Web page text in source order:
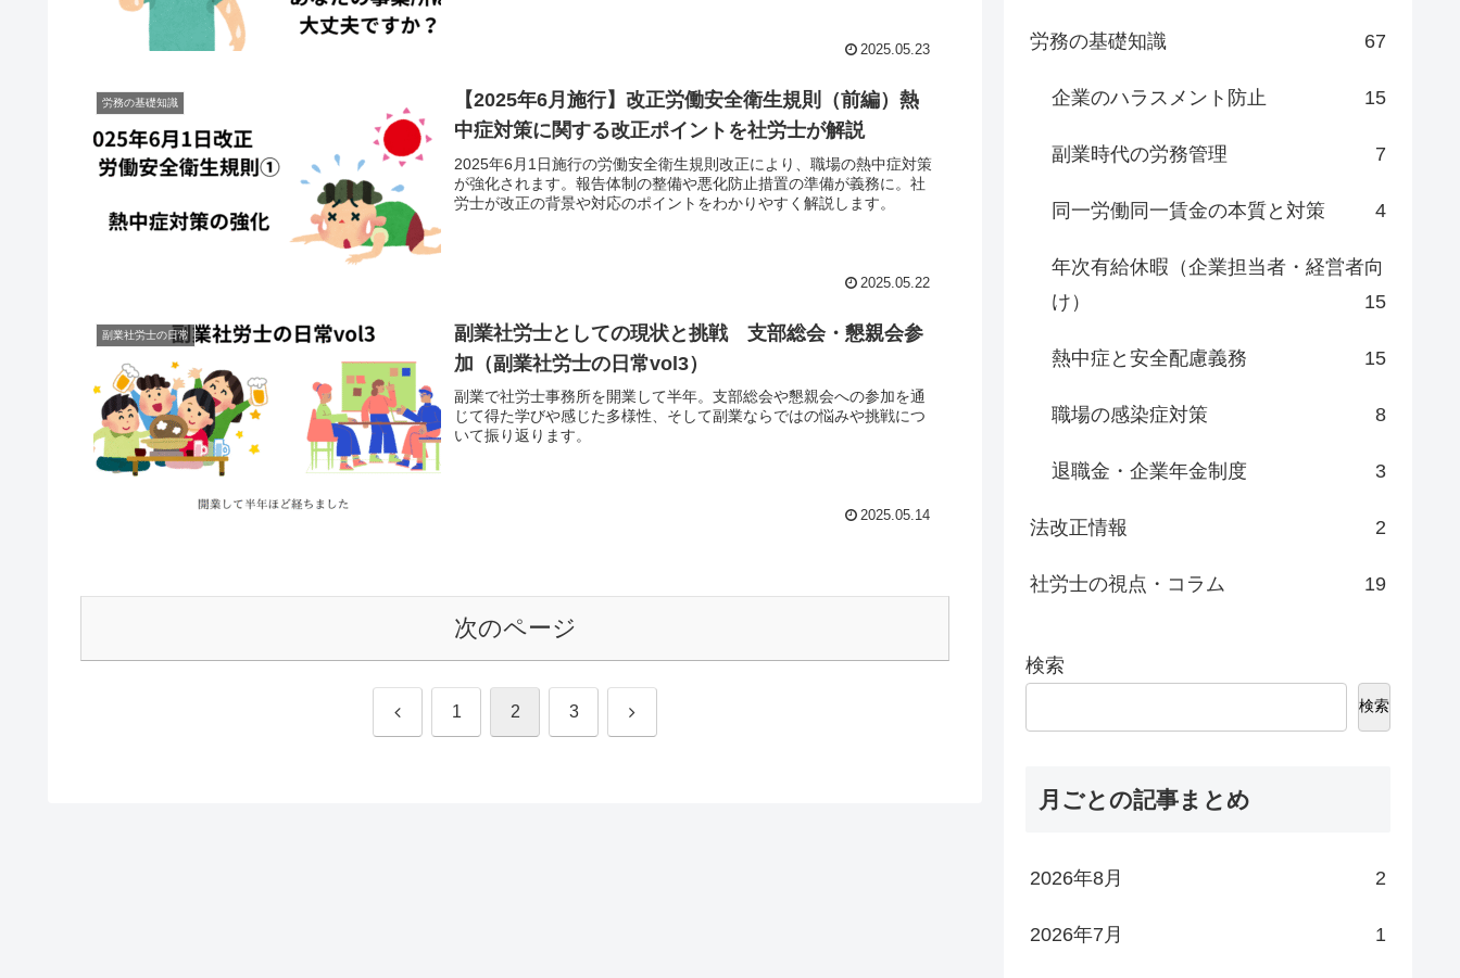
2025.05.23
労務の基礎知識
【2025年6月施行】改正労働安全衛生規則（前編）熱
中症対策に関する改正ポイントを社労士が解説
2025年6月1日施行の労働安全衛生規則改正により、職場の熱中症対策
が強化されます。報告体制の整備や悪化防止措置の準備が義務に。社
労士が改正の背景や対応のポイントをわかりやすく解説します。
2025.05.22
副業社労士の日常
副業社労士としての現状と挑戦 支部総会・懇親会参
加（副業社労士の日常vol3）
副業で社労士事務所を開業して半年。支部総会や懇親会への参加を通
じて得た学びや感じた多様性、そして副業ならではの悩みや挑戦につ
いて振り返ります。
2025.05.14
次のページ
前 1 2 3 次
労務の基礎知識 67
企業のハラスメント防止 15
副業時代の労務管理 7
同一労働同一賃金の本質と対策 4
年次有給休暇（企業担当者・経営者向
け）
15
熱中症と安全配慮義務 15
職場の感染症対策 8
退職金・企業年金制度 3
法改正情報 2
社労士の視点・コラム 19
検索
検索
月ごとの記事まとめ
2026年8月 2
2026年7月 1